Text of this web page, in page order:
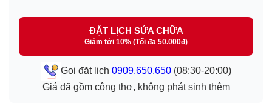
ĐẶT LỊCH SỬA CHỮA
Giảm tới 10% (Tối đa 50.000đ)
Gọi đặt lịch 0909.650.650(08:30-20:00)
Giá đã gồm công thợ, không phát sinh thêm